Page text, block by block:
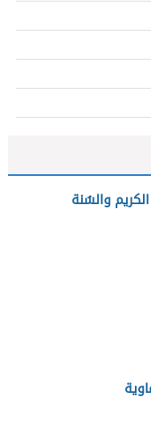
والسُنة